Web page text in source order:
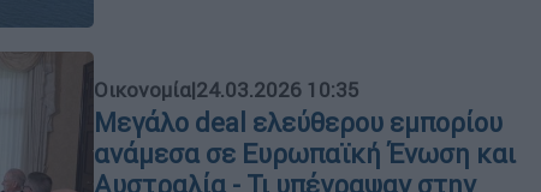
Οικονομία|24.03.2026 10:35
Μεγάλο deal ελεύθερου εμπορίου
ανάμεσα σε Ευρωπαϊκή Ένωση και
Αυστραλία - Τι υπέγραψαν στην